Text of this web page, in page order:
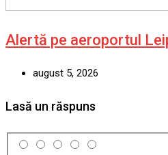
Alertă pe aeroportul
august 5, 2026
Lasă un răspuns